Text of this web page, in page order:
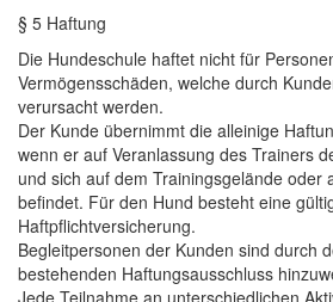
§ 5 Haftung
Die Hundeschule haftet nicht für
Vermögensschäden, welche durch
verursacht werden.
Der Kunde übernimmt die alleinige
wenn er auf Veranlassung des Trainers
und sich auf dem Trainingsgelände oder
befindet. Für den Hund besteht eine
Haftpflichtversicherung.
Begleitpersonen der Kunden sind durch
bestehenden Haftungsausschluss
Jede Teilnahme an unterschiedlichen